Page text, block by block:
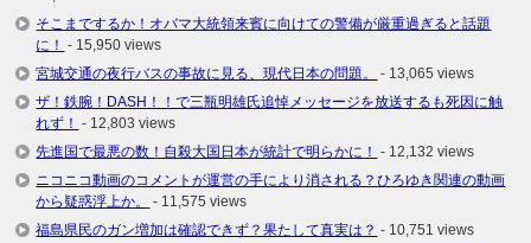
そこまでするか！オバマ大統領来賓に向けての警備が厳重過ぎると話題
に！ - 15,950 views
宮城交通の夜行バスの事故に見る、現代日本の問題。
- 13,065 views
ザ！鉄腕！DASH！！で三瓶明雄氏追悼メッセージを放送するも死因に触
れず！ - 12,803 views
先進国で最悪の数！自殺大国日本が統計で明らかに！ - 12,132 views
ニコニコ動画のコメントが運営の手により消される？ひろゆき関連の動画
から疑惑浮上か。
- 11,575 views
福島県民のガン増加は確認できず？果たして真実は？ - 10,751 views